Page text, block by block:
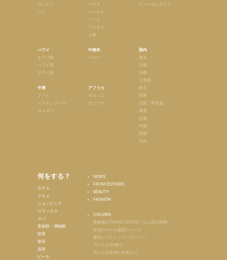
ロンドン
パリ
ハワイ
オアフ島
ハワイ島
マウイ島
中東
ドバイ
イスタンブール
ヨルダン
マカオ
ベトナム
インド
ブルネイ
上海
中南米
ペルー
アフリカ
モロッコ
ボツワナ
ニューカレドニア
国内
東京
京都
沖縄
北海道
東北
関東
北陸・甲信越
東海
近畿
中国
四国
九州
何をする？
ホテル
グルメ
ショッピング
リラックス
スパ
美術館・博物館
絶景
散策
温泉
ビーチ
NEWS
FROM EDITORS
BEAUTY
FASHION
COLUMN
齋藤薫のTRAVEL NOTES「心に残る時間」
至福のホテル最新ニュース
最旬シークレット・ロンドン
アートなNY便り
気になる世界の街角から